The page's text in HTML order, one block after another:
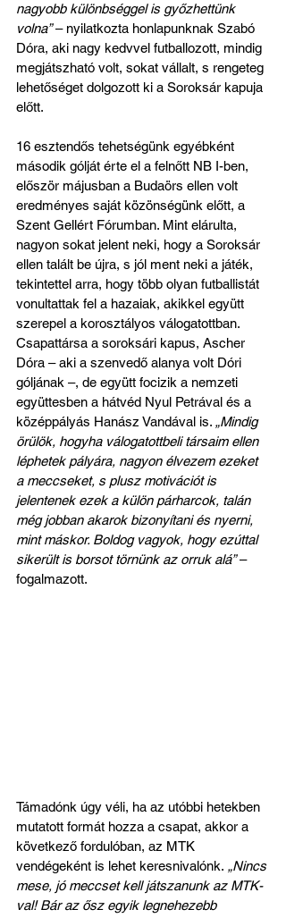
nagyobb különbséggel is győzhettünk
volna” – nyilatkozta honlapunknak Szabó
Dóra, aki nagy kedvvel futballozott, mindig
megjátszható volt, sokat vállalt, s rengeteg
lehetőséget dolgozott ki a Soroksár kapuja
előtt.
16 esztendős tehetségünk egyébként
második gólját érte el a felnőtt NB I-ben,
először májusban a Budaörs ellen volt
eredményes saját közönségünk előtt, a
Szent Gellért Fórumban. Mint elárulta,
nagyon sokat jelent neki, hogy a Soroksár
ellen talált be újra, s jól ment neki a játék,
tekintettel arra, hogy több olyan futballistát
vonultattak fel a hazaiak, akikkel együtt
szerepel a korosztályos válogatottban.
Csapattársa a soroksári kapus, Ascher
Dóra – aki a szenvedő alanya volt Dóri
góljának –, de együtt focizik a nemzeti
együttesben a hátvéd Nyul Petrával és a
középpályás Hanász Vandával is. „Mindig
örülök, hogyha válogatottbeli társaim ellen
léphetek pályára, nagyon élvezem ezeket
a meccseket, s plusz motivációt is
jelentenek ezek a külön párharcok, talán
még jobban akarok bizonyítani és nyerni,
mint máskor. Boldog vagyok, hogy ezúttal
sikerült is borsot törnünk az orruk alá” –
fogalmazott.
Támadónk úgy véli, ha az utóbbi hetekben
mutatott formát hozza a csapat, akkor a
következő fordulóban, az MTK
vendégeként is lehet keresnivalónk. „Nincs
mese, jó meccset kell játszanunk az MTK-
val! Bár az ősz egyik legnehezebb